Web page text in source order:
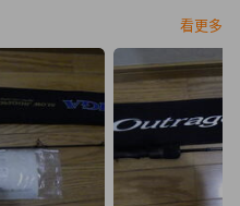
看更多